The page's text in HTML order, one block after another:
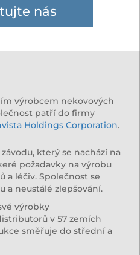
nás
výrobcem nekovových
patří do firmy
Holdings Corporation.
který se nachází na
požadavky na výrobu
a léčiv. Společnost se
a neustálé zlepšování.
výrobky
v 57 zemích
směřuje do střední a